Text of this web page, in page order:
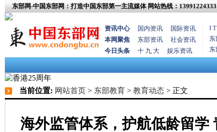
东部网-中国东部网：打造中国东部第一主流媒体 网站热线：13991224333
资讯中心 国内资讯
国际资讯
本网聚焦
东部资讯
社会资讯
今日头条
十 九 大 娱乐资讯
I
当前位置: 网站首页 > 东部教育 > 教育动态 > 正文
海外监管体系，护航低龄留学